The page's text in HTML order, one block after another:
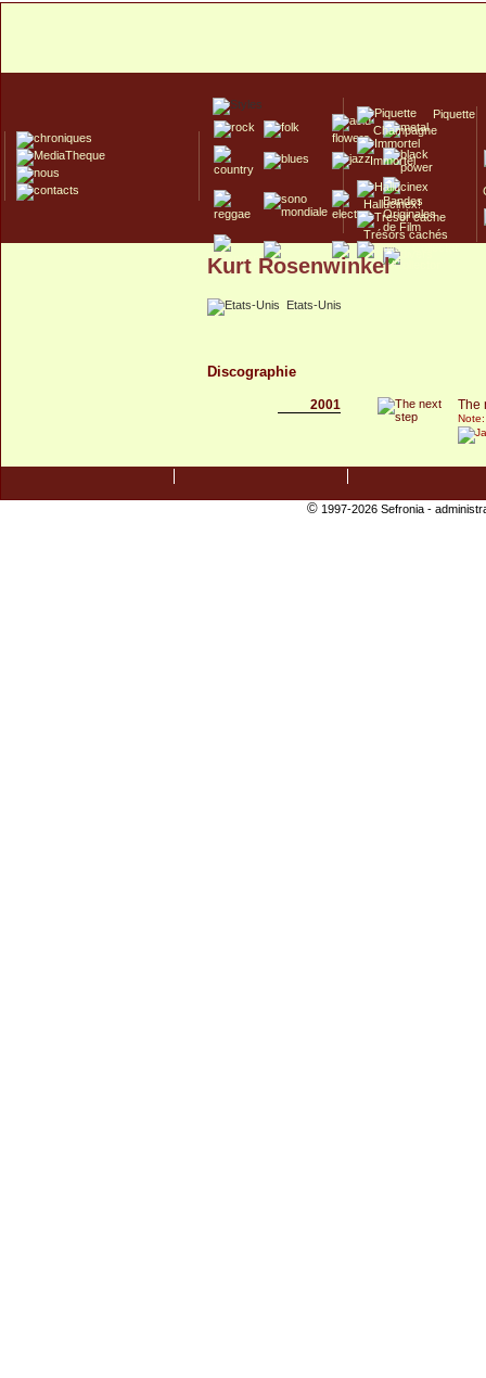
Piquette
Champagne
Immortel
Hallucinex!
Trésors cachés
Culte/Collector
Kurt Rosenwinkel
Etats-Unis
Discographie
2001 The
©1997-2026 Sefronia -